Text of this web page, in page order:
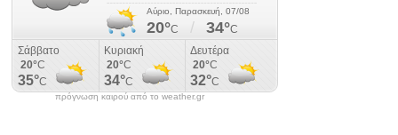
πρόγνωση καιρού από το weather.gr